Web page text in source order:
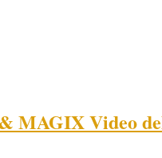
MAGIX Video